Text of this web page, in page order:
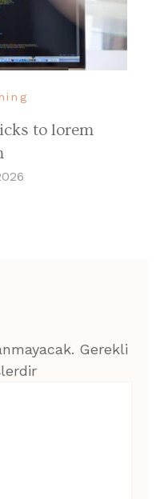
to lorem
Gerekli